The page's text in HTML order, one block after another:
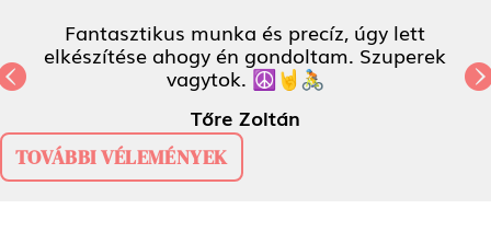
Fantasztikus munka és precíz, úgy lett
elkészítése ahogy én gondoltam. Szuperek
vagytok. ☮️🤘🚴
Tőre Zoltán
Previous
TOVÁBBI VÉLEMÉNYEK